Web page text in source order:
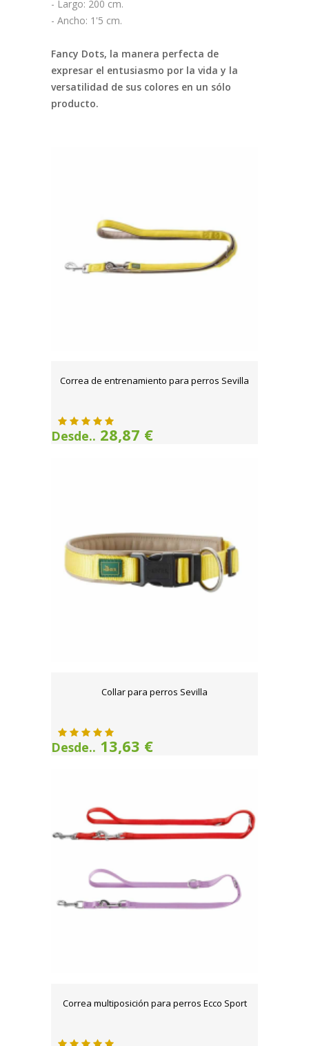
- Largo: 200 cm.
- Ancho: 1'5 cm.
Fancy Dots, la manera perfecta de
expresar el entusiasmo por la vida y la
versatilidad de sus colores en un sólo
producto.
Correa de entrenamiento para perros Sevilla
Desde.. 28,87 €
Collar para perros Sevilla
Desde.. 13,63 €
Correa multiposición para perros Ecco Sport